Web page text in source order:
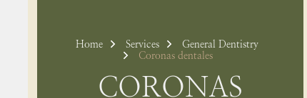
Home Services
General Dentistry
Coronas dentales
CORONAS